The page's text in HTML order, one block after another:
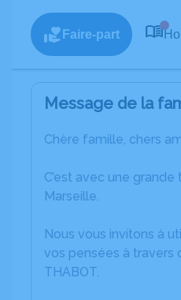
Faire-part
Message de la
Chère famille, chers
C’est avec une
Marseille.
Nous vous invitons à
vos pensées à travers
THABOT.